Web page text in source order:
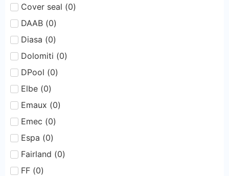
Cover seal (0)
DAAB (0)
Diasa (0)
Dolomiti (0)
DPool (0)
Elbe (0)
Emaux (0)
Emec (0)
Espa (0)
Fairland (0)
FF (0)